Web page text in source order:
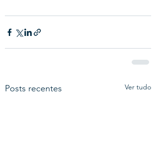
Posts recentes Ver tudo